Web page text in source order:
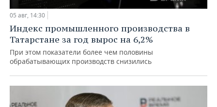
05 авг, 14:30
Индекс промышленного производства в
Татарстане за год вырос на 6,2%
При этом показатели более чем половины
обрабатывающих производств снизились